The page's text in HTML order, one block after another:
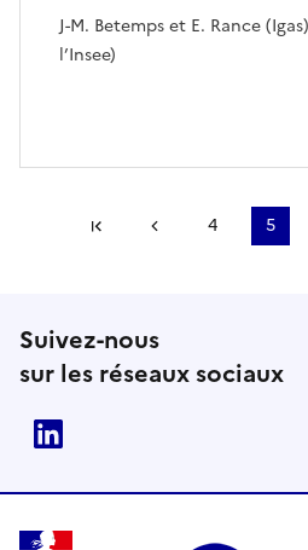
J-M. Betemps et E. Rance
l’Insee)
Première pagePage précédente
4 5
Suivez-nous
sur les réseaux sociaux